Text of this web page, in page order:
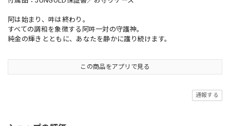
阿は始まり、吽は終わり。
すべての調和を象徴する阿吽一対の守護神。
純金の輝きとともに、あなたを静かに護り続けます。
この商品をアプリで見る
通報する